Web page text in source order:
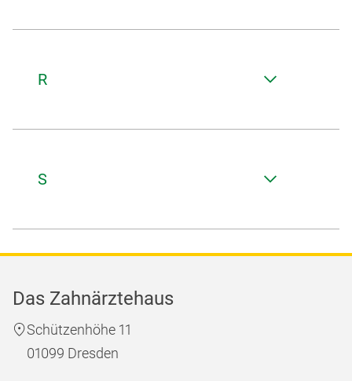
R
S
Das Zahnärztehaus
Schützenhöhe 11
01099 Dresden